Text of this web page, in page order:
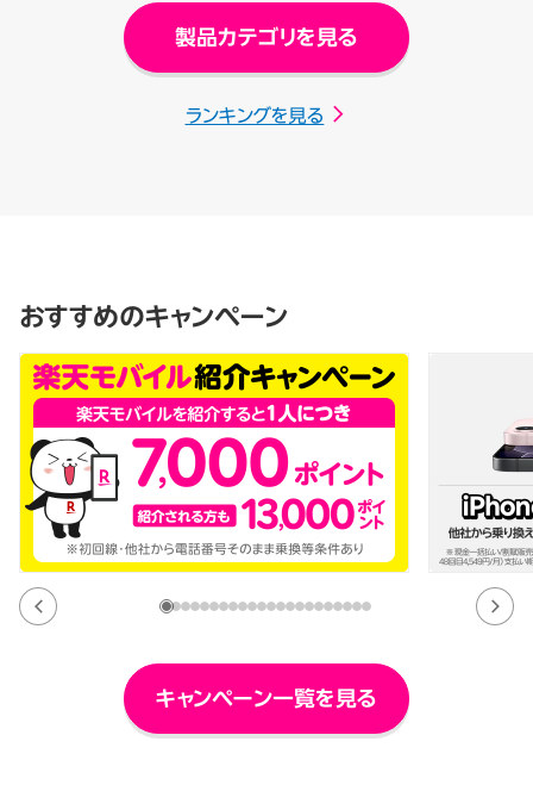
製品カテゴリを見る
ランキングを見る
おすすめのキャンペーン
キャンペーン一覧を見る